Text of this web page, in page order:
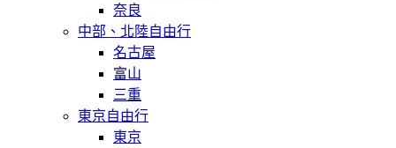
奈良
中部、北陸自由行
名古屋
富山
三重
東京自由行
東京